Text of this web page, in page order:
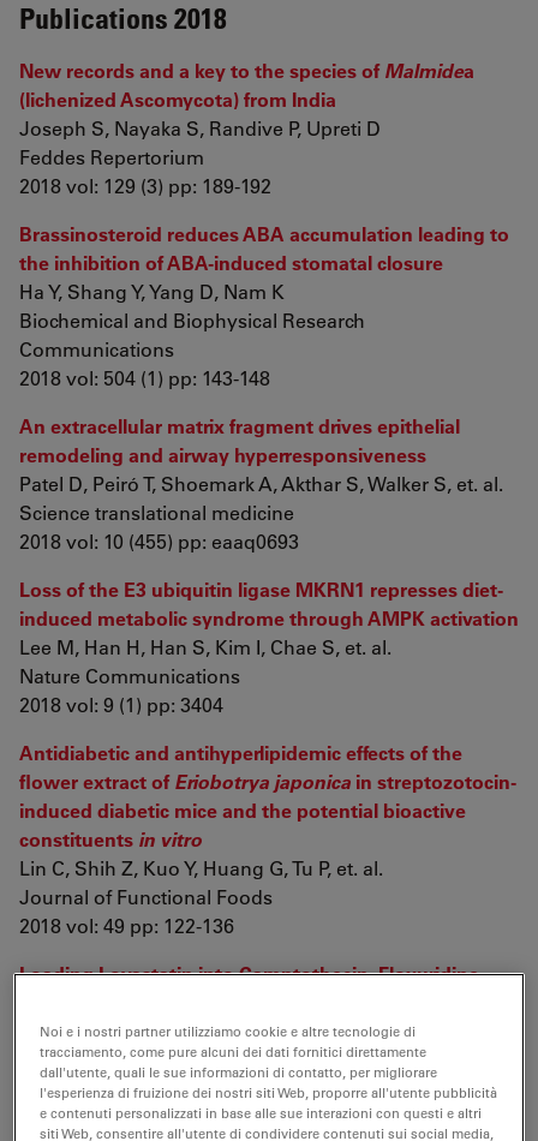
Publications 2018
New records and a key to the species ofMalmidea
(lichenized Ascomycota) from India
Joseph S, Nayaka S, Randive P, Upreti D
Feddes Repertorium
2018 vol: 129 (3) pp: 189-192
Brassinosteroid reduces ABA accumulation leading to
the inhibition of ABA-induced stomatal closure
Ha Y, Shang Y, Yang D, Nam K
Biochemical and Biophysical Research
Communications
2018 vol: 504 (1) pp: 143-148
An extracellular matrix fragment drives epithelial
remodeling and airway hyperresponsiveness
Patel D, Peiró T, Shoemark A, Akthar S, Walker S, et. al.
Science translational medicine
2018 vol: 10 (455) pp: eaaq0693
Loss of the E3 ubiquitin ligase MKRN1 represses diet-
induced metabolic syndrome through AMPK activation
Lee M, Han H, Han S, Kim I, Chae S, et. al.
Nature Communications
2018 vol: 9 (1) pp: 3404
Antidiabetic and antihyperlipidemic effects of the
flower extract ofEriobotrya japonica in streptozotocin-
induced diabetic mice and the potential bioactive
constituents in vitro
Lin C, Shih Z, Kuo Y, Huang G, Tu P, et. al.
Journal of Functional Foods
2018 vol: 49 pp: 122-136
Loading Lovastatin into Camptothecin–Floxuridine
metastatic Efficacy of Cocktail Chemotherapy on Triple-
negative Breast Cancer
Zhang N, Liang X, Gao C, Chen M, Zhou Y, et. al.
ACS Applied Materials & Interfaces
Noi e i nostri partner utilizziamo cookie e altre tecnologie di
tracciamento, come pure alcuni dei dati fornitici direttamente
dall'utente, quali le sue informazioni di contatto, per migliorare
l'esperienza di fruizione dei nostri siti Web, proporre all'utente pubblicità
e contenuti personalizzati in base alle sue interazioni con questi e altri
siti Web, consentire all'utente di condividere contenuti sui social media,